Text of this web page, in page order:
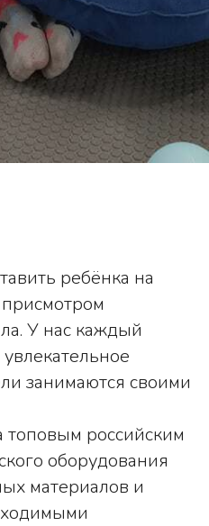
ребёнка на
У нас каждый
занимаются своими
топовым российским
оборудования
материалов и